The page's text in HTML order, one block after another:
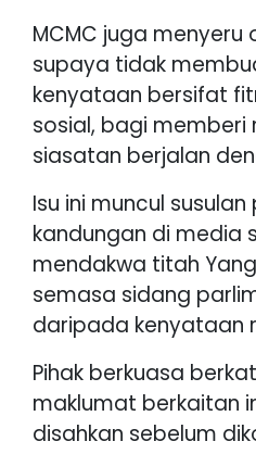
MCMC juga menyeru
supaya tidak
kenyataan bersifat
sosial, bagi memberi
siasatan berjalan
Isu ini muncul
kandungan di media
mendakwa titah
semasa sidang
daripada kenyataan
Pihak berkuasa
maklumat berkaitan
disahkan sebelum